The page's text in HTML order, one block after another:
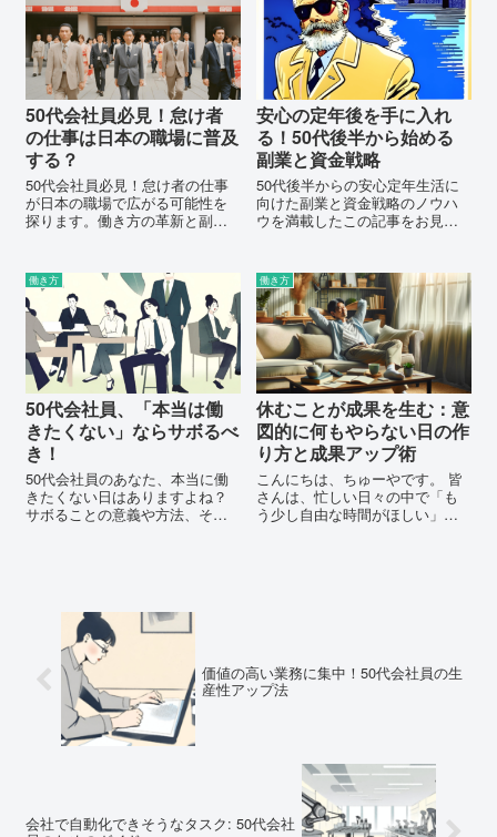
50代会社員必見！怠け者
の仕事は日本の職場に普及
する？
50代会社員必見！怠け者の仕事
が日本の職場で広がる可能性を
探ります。働き方の革新と副業
安心の定年後を手に入れ
る！50代後半から始める
副業と資金戦略
50代後半からの安心定年生活に
向けた副業と資金戦略のノウハ
ウを満載したこの記事をお見逃
しましょう。
働き方
50代会社員、「本当は働
きたくない」ならサボるべ
き！
50代会社員のあなた、本当に働
きたくない日はありますよね？
サボることの意義や方法、そし
働き方
休むことが成果を生む：意
図的に何もやらない日の作
り方と成果アップ術
こんにちは、ちゅーやです。 皆
さんは、忙しい日々の中で「も
う少し自由な時間がほしい」と
価値の高い業務に集中！50代会社員の生
産性アップ法
会社で自動化できそうなタスク: 50代会社